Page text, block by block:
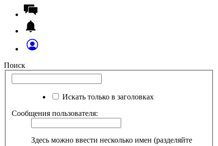
Поиск
Искать только в заголовках
Сообщения пользователя:
Здесь можно ввести несколько имен (разделяйте